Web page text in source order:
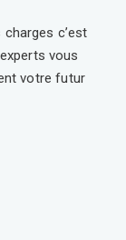
c’est
vous
votre futur